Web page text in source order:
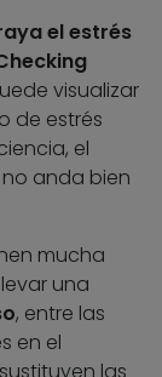
el estrés
visualizar
de estrés
el
anda bien
mucha
una
, entre las
en el